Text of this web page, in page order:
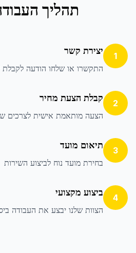
תהליך
1 יצירת קשר
התקשרו או שלחו הודעה לקבלת
2 קבלת הצעת מחיר
הצעה מותאמת אישית לצרכים
3 תיאום מועד
בחירת מועד נוח לביצוע השירות
4 ביצוע מקצועי
הצוות שלנו יבצע את העבודה